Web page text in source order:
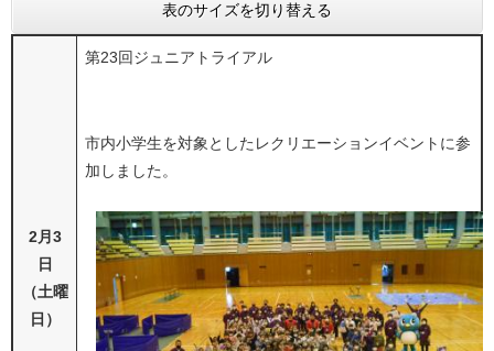
表のサイズを切り替える
2月3
日
（土曜
日）
第23回ジュニアトライアル
市内小学生を対象としたレクリエーションイベントに参
加しました。